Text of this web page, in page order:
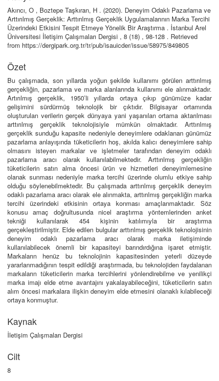
Akıncı, O , Boztepe Taşkıran, H . (2020). Deneyim Odaklı Pazarlama ve
Arttırılmış Gerçeklik: Arttırılmış Gerçeklik Uygulamalarının Marka Tercihi
Üzerindeki Etkisini Tespit Etmeye Yönelik Bir Araştırma . İstanbul Arel
Üniversitesi İletişim Çalışmaları Dergisi , 8 (18) , 98-128 . Retrieved
from https://dergipark.org.tr/tr/pub/isauicder/issue/58975/849805
Özet
Bu çalışmada, son yıllarda yoğun şekilde kullanımı görülen arttırılmış
gerçekliğin, pazarlama ve marka alanlarında kullanımı ele alınmaktadır.
Artırılmış gerçeklik, 1950’li yıllarda ortaya çıkıp günümüze kadar
gelişimini sürdürmüş teknolojik bir çıktıdır. Bilgisayar ortamında
oluşturulan verilerin gerçek dünyaya yani yaşanılan ortama aktarılması
arttırılmış gerçeklik teknolojisiyle mümkün olmaktadır. Arttırılmış
gerçeklik sunduğu kapasite nedeniyle deneyimlere odaklanan günümüz
pazarlama anlayışında tüketicilerin hoş, akılda kalıcı deneyimlere sahip
olmasını isteyen markalar ve işletmeler tarafından deneyim odaklı
pazarlama aracı olarak kullanılabilmektedir. Arttırılmış gerçekliğin
tüketicilerin satın alma öncesi ürün ve hizmetleri deneyimlemesine
olanak sunması nedeniyle marka tercihi üzerinde olumlu etkiye sahip
olduğu söylenebilmektedir. Bu çalışmada arttırılmış gerçeklik deneyim
odaklı pazarlama aracı olarak ele alınmakta, arttırılmış gerçekliğin marka
tercihi üzerindeki etkisinin ortaya konması amaçlanmaktadır. Söz
konusu amaç doğrultusunda nicel araştırma yöntemlerinden anket
tekniği kullanılarak 454 kişinin katılımıyla bir araştırma
gerçekleştirilmiştir. Elde edilen bulgular arttırılmış gerçeklik teknolojisinin
deneyim odaklı pazarlama aracı olarak marka iletişiminde
kullanılabilecek önemli bir kapasiteyi barındırdığına işaret etmiştir.
Markaların henüz bu teknolojinin kapasitesinden yeterli düzeyde
yararlanmadığının tespit edildiği araştırmada, bu teknolojiden faydalanan
markaların tüketicilerin marka tercihlerini yönlendirebilme ve yenilikçi
marka imajı elde etme avantajını yakalayabileceğini, tüketicilerin satın
alım öncesi markalara ilişkin deneyim elde etmesini olanaklı kılabileceği
ortaya konmuştur.
Kaynak
İletişim Çalışmaları Dergisi
Cilt
8